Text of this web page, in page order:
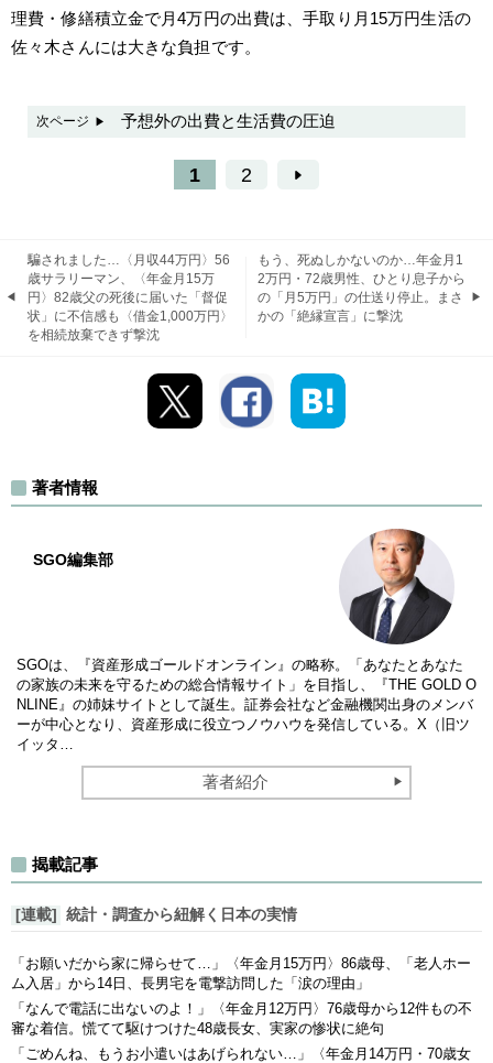
理費・修繕積立金で月4万円の出費は、手取り月15万円生活の
佐々木さんには大きな負担です。
次ページ 予想外の出費と生活費の圧迫
1 2
騙されました…〈月収44万円〉56
歳サラリーマン、〈年金月15万
円〉82歳父の死後に届いた「督促
状」に不信感も〈借金1,000万円〉
を相続放棄できず撃沈
もう、死ぬしかないのか…年金月1
2万円・72歳男性、ひとり息子から
の「月5万円」の仕送り停止。まさ
かの「絶縁宣言」に撃沈
著者情報
SGO編集部
SGOは、『資産形成ゴールドオンライン』の略称。「あなたとあなた
の家族の未来を守るための総合情報サイト」を目指し、『THE GOLD O
NLINE』の姉妹サイトとして誕生。証券会社など金融機関出身のメンバ
ーが中心となり、資産形成に役立つノウハウを発信している。X（旧ツ
イッタ…
著者紹介
揭載記事
[連載] 統計・調査から紐解く日本の実情
「お願いだから家に帰らせて…」〈年金月15万円〉86歳母、「老人ホー
ム入居」から14日、長男宅を電撃訪問した「涙の理由」
「なんで電話に出ないのよ！」〈年金月12万円〉76歳母から12件もの不
審な着信。慌てて駆けつけた48歳長女、実家の惨状に絶句
「ごめんね、もうお小遣いはあげられない…」〈年金月14万円・70歳女